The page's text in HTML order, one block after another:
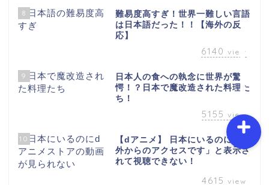
8
難易度高すぎ！世界一難しい言語
は日本語だった！！【海外の反
応】
6140 view
9
日本人の食への執念に世界が驚
愕！？日本で魔改造された料理た
ち！
5155 view
10
【dアニメ】 日本にいるのに「海
外からのアクセスです」と表示さ
れて視聴できない！
4615 view
お問い合わせ
サイトマップ